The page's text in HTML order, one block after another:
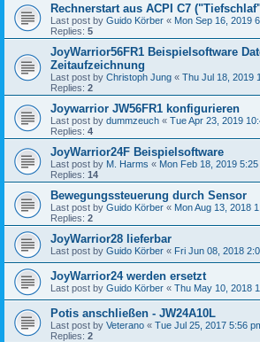
Rechnerstart aus ACPI C7
Last post by Guido Körber « Mon Sep 16, 2019
Replies: 5
JoyWarrior56FR1 Beispielsoftware
Zeitaufzeichnung
Last post by Christoph Jung « Thu Jul 18, 2019
Replies: 2
Joywarrior JW56FR1 konfigurieren
Last post by dummzeuch « Tue Apr 23, 2019
Replies: 4
JoyWarrior24F Beispielsoftware
Last post by M. Harms « Mon Feb 18, 2019 5:25
Replies: 14
Bewegungssteuerung durch Sensor
Last post by Guido Körber « Mon Aug 13, 2018
Replies: 2
JoyWarrior28 lieferbar
Last post by Guido Körber « Fri Jun 08, 2018
JoyWarrior24 werden ersetzt
Last post by Guido Körber « Thu May 10, 2018
Potis anschließen - JW24A10L
Last post by Veterano « Tue Jul 25, 2017 5:56
Replies: 2